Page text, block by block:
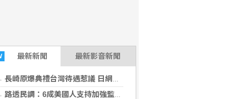
最新新聞 最新影音新聞
長崎原爆典禮台灣待遇惹議 日網友質疑「顧忌中國」
路透民調：6成美國人支持加強監管社群媒體公司